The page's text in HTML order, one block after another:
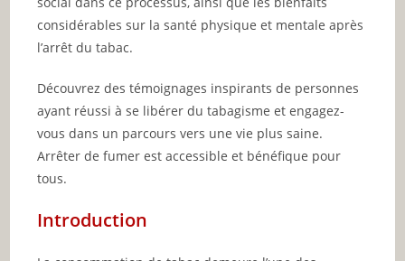
considérables sur la santé physique et mentale après
l’arrêt du tabac.
Découvrez des témoignages inspirants de personnes
ayant réussi à se libérer du tabagisme et engagez-
vous dans un parcours vers une vie plus saine.
Arrêter de fumer est accessible et bénéfique pour
tous.
Introduction